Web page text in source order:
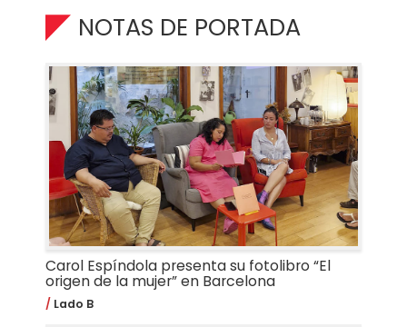
NOTAS DE PORTADA
Carol Espíndola presenta su fotolibro “El
origen de la mujer” en Barcelona
Lado B